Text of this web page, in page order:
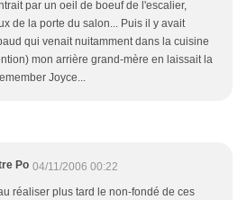
par un oeil de boeuf de l'escalier,
de la porte du salon... Puis il y avait
qui venait nuitamment dans la cuisine
mon arrière grand-mère en laissait la
Joyce...
Po 04/11/2006 00:22
réaliser plus tard le non-fondé de ces